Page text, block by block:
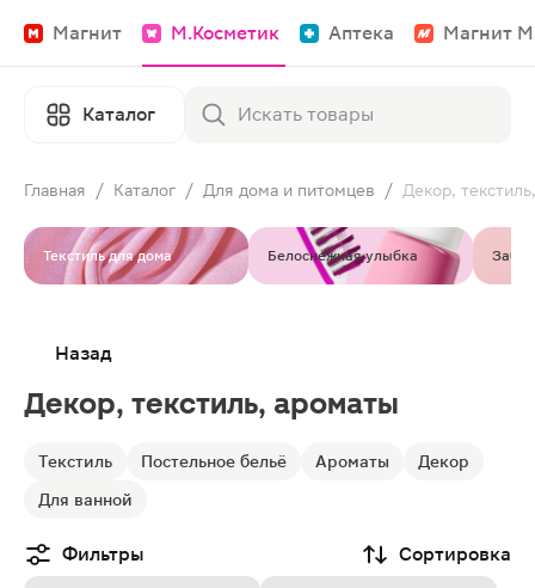
Магнит М.Косметик Аптека Магнит
Каталог
Главная / Каталог / Для дома и питомцев / Декор,
Текстиль для дома Белоснежная улыбка
Назад
Декор, текстиль, ароматы
Текстиль Постельное бельё Ароматы
Декор
Для ванной
Фильтры Сортировка